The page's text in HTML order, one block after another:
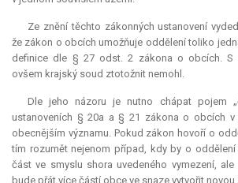
Ze znění těchto zákonných ustanovení
že zákon o obcích umožňuje oddělení toliko
definice dle § 27 odst. 2 zákona o obcích. S
ovšem krajský soud ztotožnit nemohl.
Dle jeho názoru je nutno chápat pojem
ustanoveních § 20a a § 21 zákona o obcích
obecnějším významu. Pokud zákon hovoří o
tím rozumět nejenom případ, kdy by o
část ve smyslu shora uvedeného vymezení,
bude přát více částí obce ve snaze vytvořit